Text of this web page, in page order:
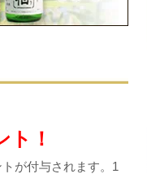
ト！
が付与されます。1